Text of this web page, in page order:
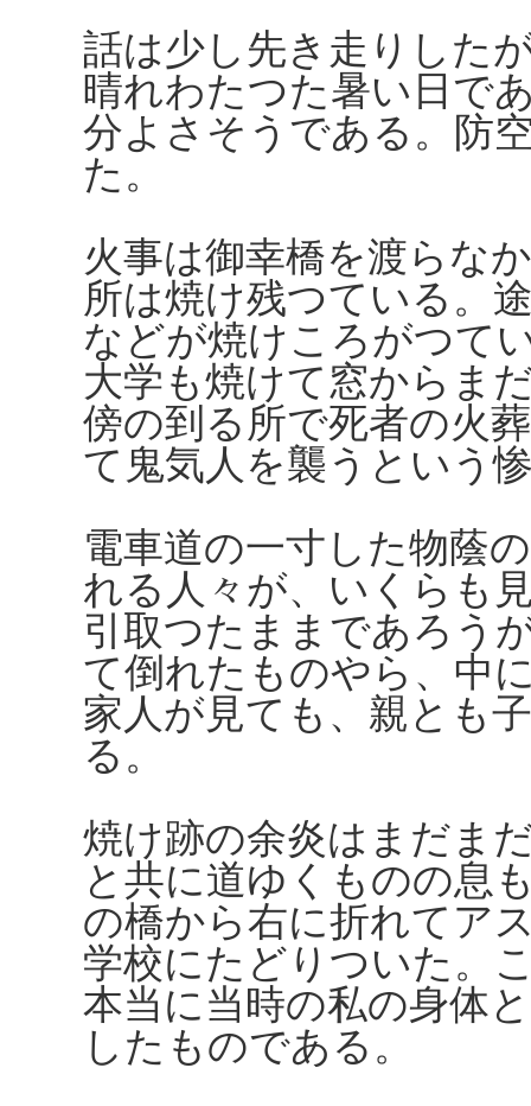
話は少し先き走りした
晴れわたつた暑い日で
分よさそうである。防
た。
火事は御幸橋を渡らな
所は焼け残つている。
などが焼けころがつて
大学も焼けて窓からま
傍の到る所で死者の火
て鬼気人を襲うという
電車道の一寸した物蔭
れる人々が、いくらも
引取つたままであろう
て倒れたものやら、中
家人が見ても、親とも
る。
焼け跡の余炎はまだま
と共に道ゆくものの息
の橋から右に折れてア
学校にたどりついた。
本当に当時の私の身体
したものである。